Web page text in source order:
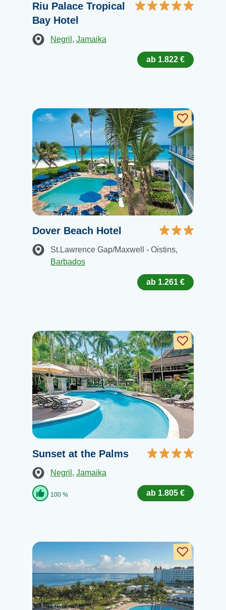
Riu Palace Tropical
Bay Hotel
Negril , Jamaika
ab 1.822 €
Dover Beach Hotel
St.Lawrence Gap/Maxwell - Oistins,
Barbados
ab 1.261 €
Sunset at the Palms
Negril , Jamaika
100 % ab 1.805 €